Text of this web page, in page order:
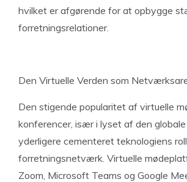
hvilket er afgørende for at opbygge
forretningsrelationer.
Den Virtuelle Verden som
Den stigende popularitet af virtuelle
konferencer, især i lyset af den
yderligere cementeret teknologiens
forretningsnetværk. Virtuelle
Zoom, Microsoft Teams og Google